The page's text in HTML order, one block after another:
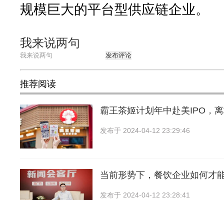
规模巨大的平台型供应链企业。
我来说两句
发布评论
推荐阅读
霸王茶姬计划年中赴美IPO，
发布于 2024-04-12 23:29:46
当前形势下，餐饮企业如何才
发布于 2024-04-12 23:28:41